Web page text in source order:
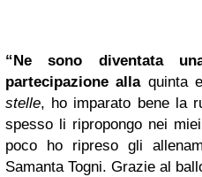
“Ne sono diventata
partecipazione alla quinta
stelle, ho imparato bene la
spesso li ripropongo nei
poco ho ripreso gli
Samanta Togni. Grazie al